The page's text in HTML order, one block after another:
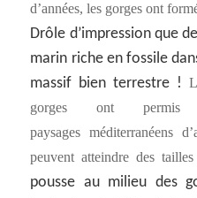
d’années, les gorges ont
Drôle d’impression que
marin riche en fossile
massif bien terrestre !
gorges ont permis
paysages méditerranéens
peuvent atteindre des tailles
pousse au milieu des